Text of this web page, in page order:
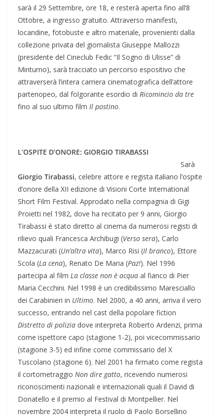
sarà il 29 Settembre, ore 18, e resterà aperta fino all’8
Ottobre, a ingresso gratuito. Attraverso manifesti,
locandine, fotobuste e altro materiale, provenienti dalla
collezione privata del giornalista Giuseppe Mallozzi
(presidente del Cineclub Fedic “Il Sogno di Ulisse” di
Minturno), sarà tracciato un percorso espositivo che
attraverserà l’intera carriera cinematografica dell’attore
partenopeo, dal folgorante esordio di Ricomincio da tre
fino al suo ultimo film Il postino.
L’OSPITE D’ONORE: GIORGIO TIRABASSI
Sarà
Giorgio Tirabassi, celebre attore e regista italiano l’ospite
d’onore della XII edizione di Visioni Corte International
Short Film Festival. Approdato nella compagnia di Gigi
Proietti nel 1982, dove ha recitato per 9 anni, Giorgio
Tirabassi è stato diretto al cinema da numerosi registi di
rilievo quali Francesca Archibugi (Verso sera), Carlo
Mazzacurati (Un’altra vita), Marco Risi (Il branco), Ettore
Scola (La cena), Renato De Maria (Paz!). Nel 1996
partecipa al film La classe non è acqua al fianco di Pier
Maria Cecchini. Nel 1998 è un credibilissimo Maresciallo
dei Carabinieri in Ultimo. Nel 2000, a 40 anni, arriva il vero
successo, entrando nel cast della popolare fiction
Distretto di polizia dove interpreta Roberto Ardenzi, prima
come ispettore capo (stagione 1-2), poi vicecommissario
(stagione 3-5) ed infine come commissario del X
Tuscolano (stagione 6). Nel 2001 ha firmato come regista
il cortometraggio Non dire gatto, ricevendo numerosi
riconoscimenti nazionali e internazionali quali il David di
Donatello e il premio al Festival di Montpellier. Nel
novembre 2004 interpreta il ruolo di Paolo Borsellino